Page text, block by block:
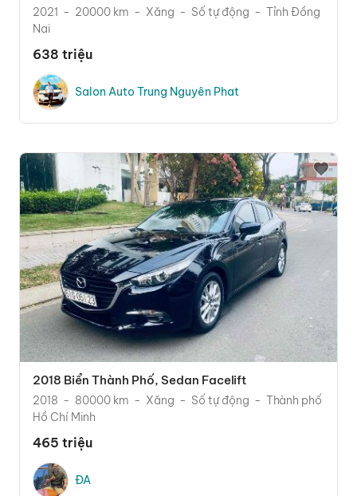
2021 20000 km Xăng Số tự động
Tỉnh Đồng
Nai
638 triệu
Salon Auto Trung Nguyên Phat
2018 Biển Thành Phố, Sedan Facelift
2018 80000 km Xăng Số tự động
Thành phố
Hồ Chí Minh
465 triệu
ĐA